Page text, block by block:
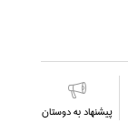
پیشنهاد به دوستان